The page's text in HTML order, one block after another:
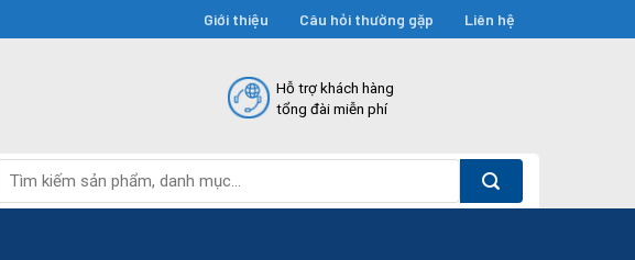
Giới thiệu Câu hỏi thường gặp Liên hệ
Hỗ trợ khách hàng
tổng đài miễn phí
kiếm: